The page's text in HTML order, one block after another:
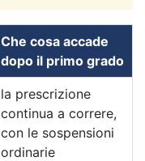
Che cosa accade
dopo il primo grado
la prescrizione
continua a correre,
con le sospensioni
ordinarie